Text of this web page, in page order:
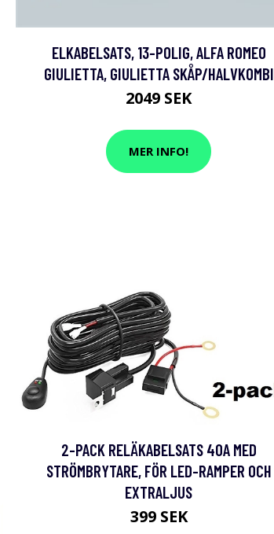
ELKABELSATS, 13-POLIG, ALFA ROMEO
GIULIETTA, GIULIETTA SKÅP/HALVKOMBI
2049 SEK
MER INFO!
2-PACK RELÄKABELSATS 40A MED
STRÖMBRYTARE, FÖR LED-RAMPER OCH
EXTRALJUS
399 SEK